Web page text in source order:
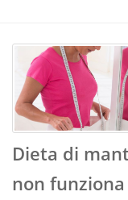
Dieta di
non funziona